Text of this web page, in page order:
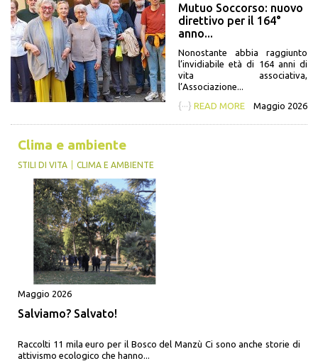
Mutuo Soccorso: nuovo
direttivo per il 164°
anno...
Nonostante abbia raggiunto
l’invidiabile età di 164 anni di
vita associativa,
l’Associazione...
{···} READ MORE Maggio 2026
Clima e ambiente
STILI DI VITA CLIMA E AMBIENTE
Maggio 2026
Salviamo? Salvato!
Raccolti 11 mila euro per il Bosco del Manzù Ci sono anche storie di
attivismo ecologico che hanno...